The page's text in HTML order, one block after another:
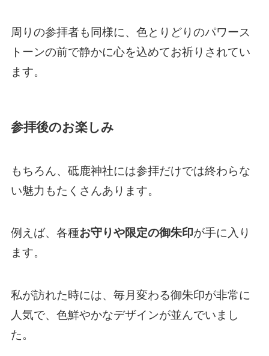
周りの参拝者も同様に、色とりどりのパワース
トーンの前で静かに心を込めてお祈りされてい
ます。
参拝後のお楽しみ
もちろん、砥鹿神社には参拝だけでは終わらな
い魅力もたくさんあります。
例えば、各種お守りや限定の御朱印が手に入り
ます。
私が訪れた時には、毎月変わる御朱印が非常に
人気で、色鮮やかなデザインが並んでいまし
た。